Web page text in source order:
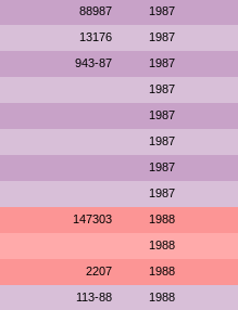
88987 1987
13176 1987
943-87 1987
1987
1987
1987
1987
1987
147303 1988
1988
2207 1988
113-88 1988